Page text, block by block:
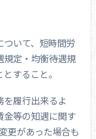
いて、短時間労
規定・均衡待遇規
すること。
履行出来るよ
金等の知遇に関す
更があった場合も